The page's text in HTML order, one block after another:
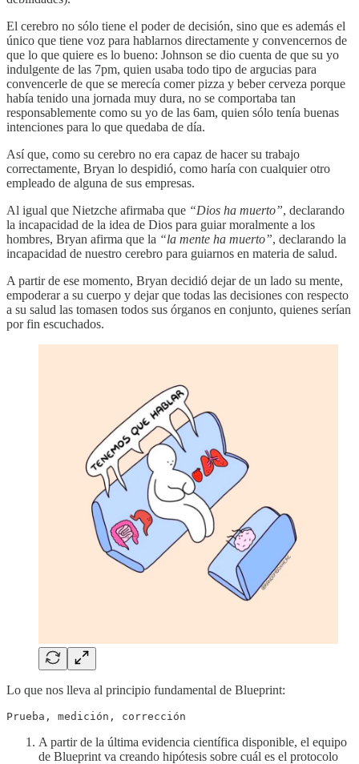
El cerebro no sólo tiene el poder de decisión, sino que es además el
único que tiene voz para hablarnos directamente y convencernos de
que lo que quiere es lo bueno: Johnson se dio cuenta de que su yo
indulgente de las 7pm, quien usaba todo tipo de argucias para
convencerle de que se merecía comer pizza y beber cerveza porque
había tenido una jornada muy dura, no se comportaba tan
responsablemente como su yo de las 6am, quien sólo tenía buenas
intenciones para lo que quedaba de día.
Así que, como su cerebro no era capaz de hacer su trabajo
correctamente, Bryan lo despidió, como haría con cualquier otro
empleado de alguna de sus empresas.
Al igual que Nietzche afirmaba que “Dios ha muerto”, declarando
la incapacidad de la idea de Dios para guiar moralmente a los
hombres, Bryan afirma que la “la mente ha muerto”, declarando la
incapacidad de nuestro cerebro para guiarnos en materia de salud.
A partir de ese momento, Bryan decidió dejar de un lado su mente,
empoderar a su cuerpo y dejar que todas las decisiones con respecto
a su salud las tomasen todos sus órganos en conjunto, quienes serían
por fin escuchados.
Lo que nos lleva al principio fundamental de Blueprint:
Prueba, medición, corrección
A partir de la última evidencia científica disponible, el equipo
de Blueprint va creando hipótesis sobre cuál es el protocolo